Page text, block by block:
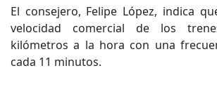
El consejero, Felipe López, indica
velocidad comercial de los
kilómetros a la hora con una
cada 11 minutos.